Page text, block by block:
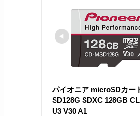
パイオニア microSDカー
SD128G SDXC 128GB
U3 V30 A1